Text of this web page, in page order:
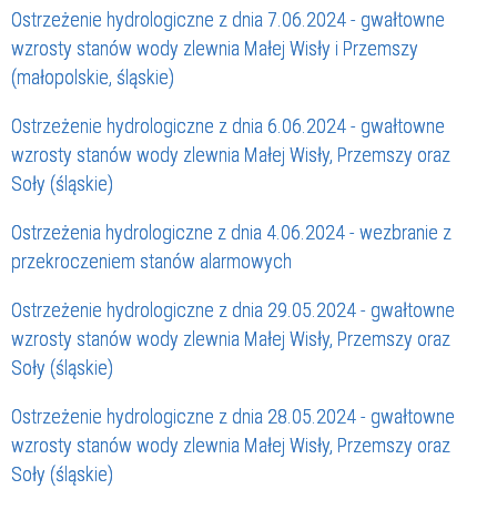
Ostrzeżenie hydrologiczne z dnia 7.06.2024 - gwałtowne
wzrosty stanów wody zlewnia Małej Wisły i Przemszy
(małopolskie, śląskie)
Ostrzeżenie hydrologiczne z dnia 6.06.2024 - gwałtowne
wzrosty stanów wody zlewnia Małej Wisły, Przemszy oraz
Soły (śląskie)
Ostrzeżenia hydrologiczne z dnia 4.06.2024 - wezbranie z
przekroczeniem stanów alarmowych
Ostrzeżenie hydrologiczne z dnia 29.05.2024 - gwałtowne
wzrosty stanów wody zlewnia Małej Wisły, Przemszy oraz
Soły (śląskie)
Ostrzeżenie hydrologiczne z dnia 28.05.2024 - gwałtowne
wzrosty stanów wody zlewnia Małej Wisły, Przemszy oraz
Soły (śląskie)